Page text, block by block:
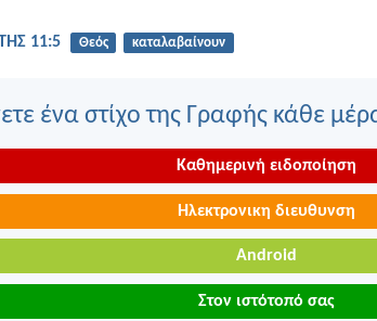
11:5 Θεός καταλαβαίνουν
ένα στίχο της Γραφής κάθε
Καθημερινή ειδοποίηση
Ηλεκτρονικη διευθυνση
Android
Στον ιστότοπό σας